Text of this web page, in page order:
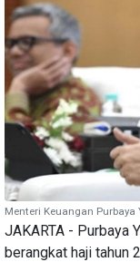
Menteri Keuangan Purbaya
JAKARTA - Purbaya
berangkat haji tahun